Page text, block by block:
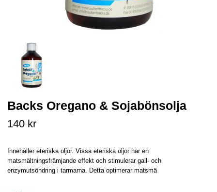
Backs Oregano & Sojabönsolja
140 kr
Innehåller eteriska oljor. Vissa eteriska oljor har en
matsmältningsfrämjande effekt och stimulerar gall- och
enzymutsöndring i tarmarna. Detta optimerar matsmä